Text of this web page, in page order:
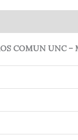
COMUN UNC –